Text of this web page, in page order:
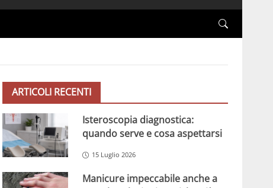
ARTICOLI RECENTI
Isteroscopia diagnostica:
quando serve e cosa aspettarsi
15 Luglio 2026
Manicure impeccabile anche a